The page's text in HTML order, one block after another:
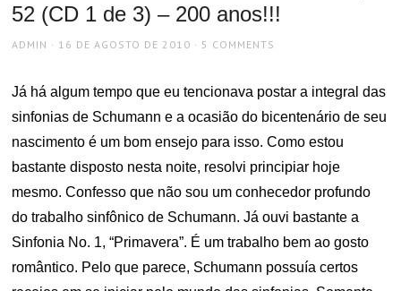
52 (CD 1 de 3) – 200 anos!!!
AUTHOR
ADMIN
POSTED
16 DE AGOSTO DE 2010 5 COMMENTS
Já há algum tempo que eu tencionava postar a integral das
sinfonias de Schumann e a ocasião do bicentenário de seu
nascimento é um bom ensejo para isso. Como estou
bastante disposto nesta noite, resolvi principiar hoje
mesmo. Confesso que não sou um conhecedor profundo
do trabalho sinfônico de Schumann. Já ouvi bastante a
Sinfonia No. 1, “Primavera”. É um trabalho bem ao gosto
romântico. Pelo que parece, Schumann possuía certos